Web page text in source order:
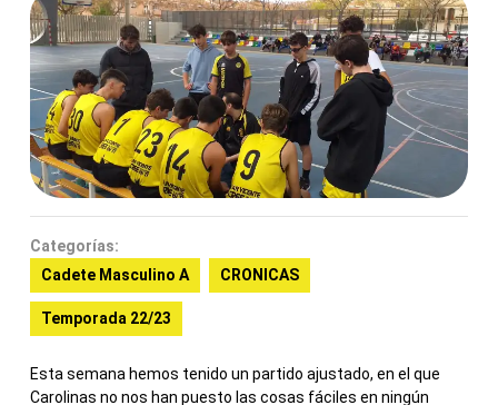
Categorías:
Cadete Masculino A
CRONICAS
Temporada 22/23
Esta semana hemos tenido un partido ajustado, en el que
Carolinas no nos han puesto las cosas fáciles en ningún